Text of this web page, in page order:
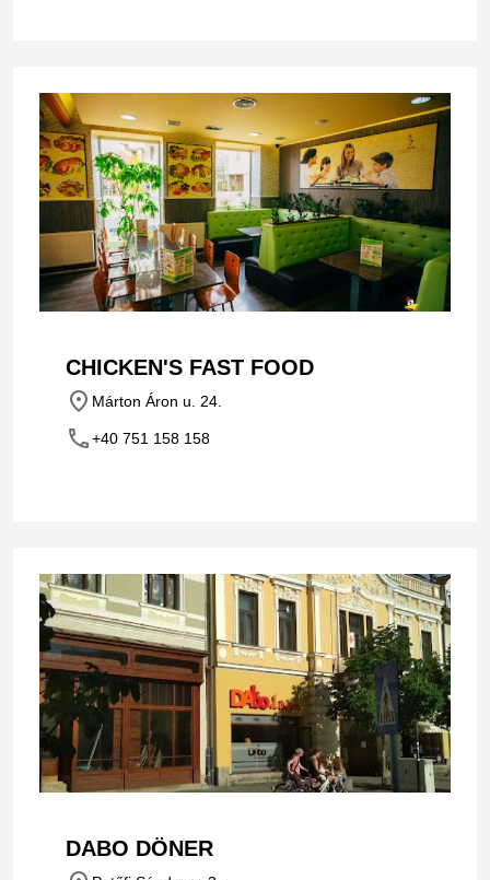
CHICKEN'S FAST FOOD
place Márton Áron u. 24.
phone+40 751 158 158
DABO DÖNER